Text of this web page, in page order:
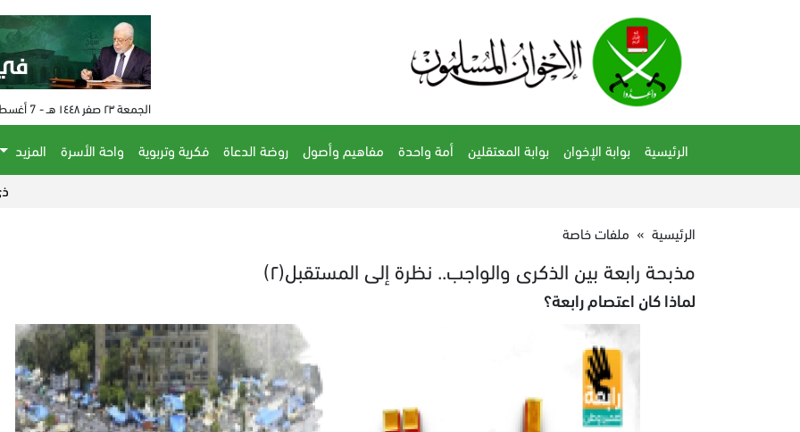
الجمعة ٢٣ صفر ١٤٤٨ هـ - 7 أغسطس 2026 م - الساعة 07:36 م
الرئيسية بوابة الإخوان بوابة المعتقلين أمة واحدة مفاهيم وأصول روضة الدعاة فكرية وتربوية واحة الأسرة
المزيد
ذي
الرئيسية » ملفات خاصة
مذبحة رابعة بين الذكرى والواجب.. نظرة إلى المستقبل(٢)
لماذا كان اعتصام رابعة؟